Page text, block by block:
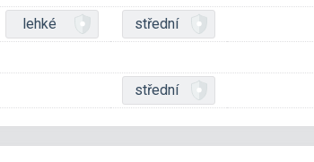
lehké
střední
střední